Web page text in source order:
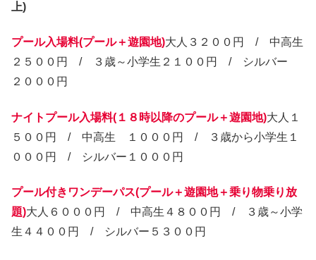
上)
プール入場料(プール＋遊園地)大人３２００円 / 中高生
２５００円 / ３歳～小学生２１００円 / シルバー
２０００円
ナイトプール入場料( １８時以降のプール＋遊園地)大人１
５００円 / 中高生 １０００円 / ３歳から小学生１
０００円 / シルバー１０００円
プール付きワンデーパス(プール＋遊園地＋乗り物乗り放
題)大人６０００円 / 中高生４８００円 / ３歳～小学
生４４００円 / シルバー５３００円